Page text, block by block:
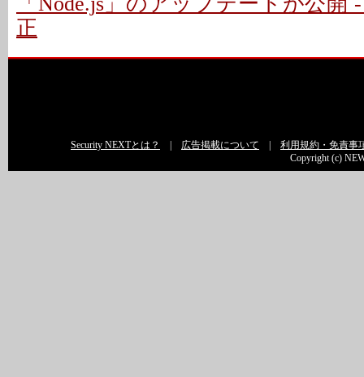
正
Security NEXTとは？ 広告掲載について
利用規約・免責事
Copyright (c)